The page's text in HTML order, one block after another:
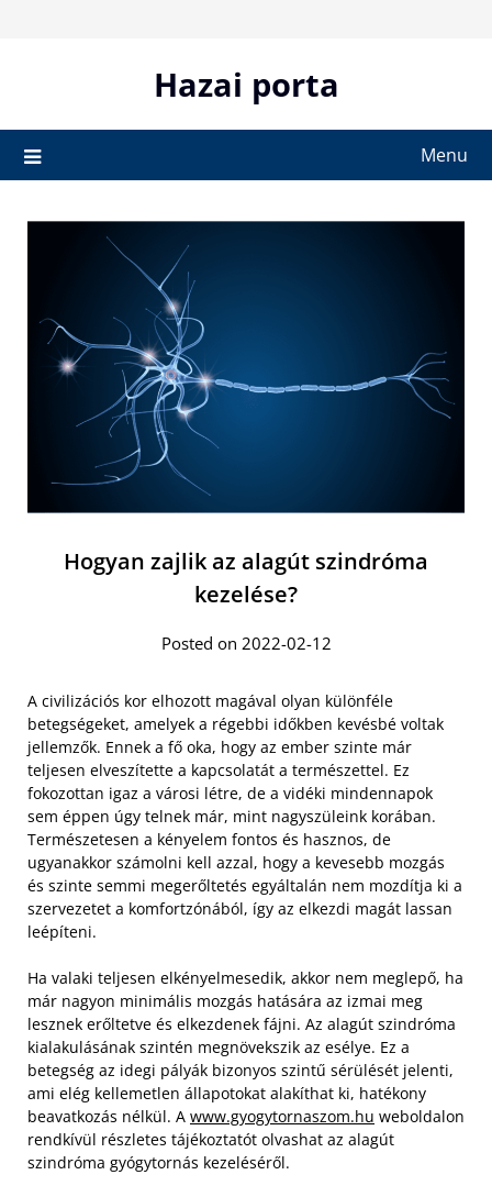
Hazai porta
Menu
Hogyan zajlik az alagút szindróma
kezelése?
Posted on 2022-02-12
A civilizációs kor elhozott magával olyan különféle
betegségeket, amelyek a régebbi időkben kevésbé voltak
jellemzők. Ennek a fő oka, hogy az ember szinte már
teljesen elveszítette a kapcsolatát a természettel. Ez
fokozottan igaz a városi létre, de a vidéki mindennapok
sem éppen úgy telnek már, mint nagyszüleink korában.
Természetesen a kényelem fontos és hasznos, de
ugyanakkor számolni kell azzal, hogy a kevesebb mozgás
és szinte semmi megerőltetés egyáltalán nem mozdítja ki a
szervezetet a komfortzónából, így az elkezdi magát lassan
leépíteni.
Ha valaki teljesen elkényelmesedik, akkor nem meglepő, ha
már nagyon minimális mozgás hatására az izmai meg
lesznek erőltetve és elkezdenek fájni. Az alagút szindróma
kialakulásának szintén megnövekszik az esélye. Ez a
betegség az idegi pályák bizonyos szintű sérülését jelenti,
ami elég kellemetlen állapotokat alakíthat ki, hatékony
beavatkozás nélkül. A www.gyogytornaszom.hu weboldalon
rendkívül részletes tájékoztatót olvashat az alagút
szindróma gyógytornás kezeléséről.